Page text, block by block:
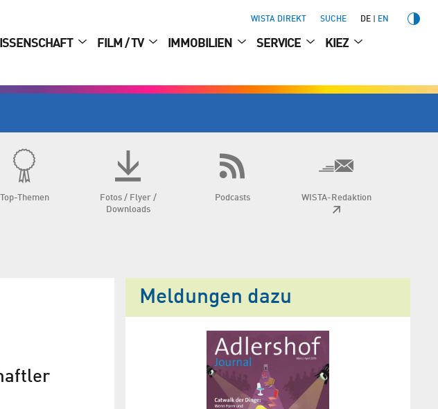
WISTA DIREKT SUCHE DE EN
FILM / TV IMMOBILIEN SERVICE KIEZ
Top-Themen
Fotos / Flyer /
Downloads
Podcasts WISTA-Redaktion
Meldungen dazu